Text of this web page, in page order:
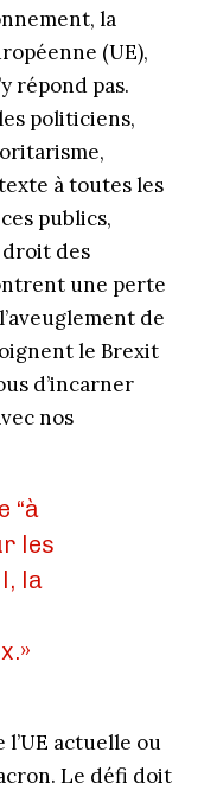
la
(UE),
répond pas.
politiciens,
à toutes les
publics,
droit des
une perte
de
le Brexit
d’incarner
nos
“à
les
la
l’UE actuelle ou
Le défi doit